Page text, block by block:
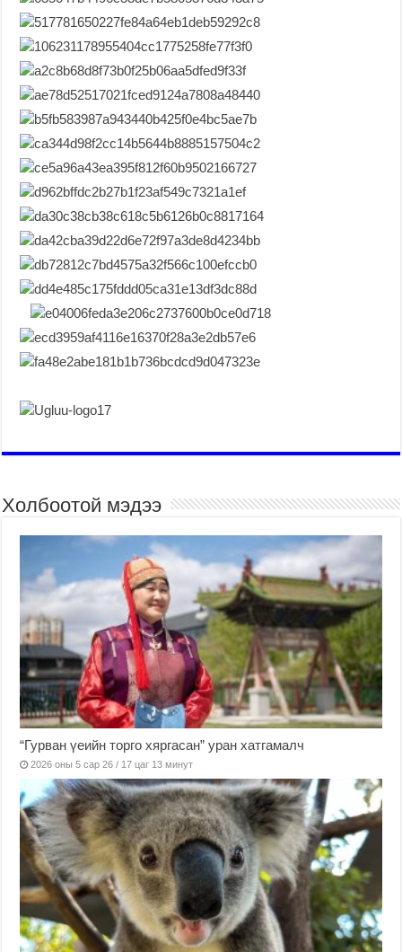
Холбоотой мэдээ
“Гурван үеийн торго хяргасан” уран хатгамалч
2026 оны 5 сар 26 / 17 цаг 13 минут